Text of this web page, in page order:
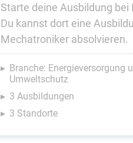
Starte deine Ausbildung bei
Du kannst dort eine
Mechatroniker absolvieren.
Branche: Energieversorgung
Umweltschutz
3 Ausbildungen
3 Standorte